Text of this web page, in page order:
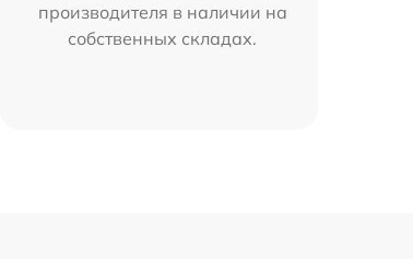
производителя в наличии на
собственных складах.